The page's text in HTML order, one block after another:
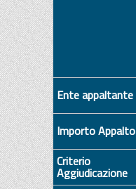
Ente appaltante
Importo Appalto
Criterio
Aggiudicazione